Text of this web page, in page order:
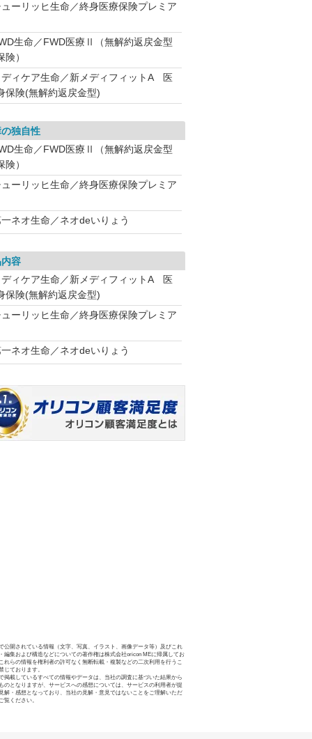
ーリッヒ生命／終身医療保険プレミア
生命／FWD医療Ⅱ（無解約返戻金型
険）
ディケア生命／新メディフィットA 医
保険(無解約返戻金型)
独自性
生命／FWD医療Ⅱ（無解約返戻金型
険）
ーリッヒ生命／終身医療保険プレミア
ネオ生命／ネオdeいりょう
容
ディケア生命／新メディフィットA 医
保険(無解約返戻金型)
ーリッヒ生命／終身医療保険プレミア
ネオ生命／ネオdeいりょう
公開されている情報（文字、写真、イラスト、画像データ等）及びこれ
編集および構造などについての著作権は株式会社oricon MEに帰属してお
れらの情報を権利者の許可なく無断転載・複製などの二次利用を行うこ
じております。
掲載しているすべての情報やデータは、当社の調査に基づいた結果から
のとなりますが、サービスへの感想については、サービスの利用者が提
解・感想となっており、当社の見解・意見ではないことをご理解いただ
覧ください。